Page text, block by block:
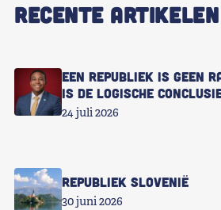
RECENTE ARTIKELEN
Een republiek is geen
is de logische
24 juli 2026
Republiek Slovenië
30 juni 2026